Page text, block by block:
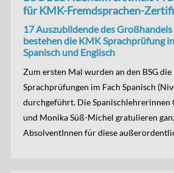
für KMK-Fremdsprachen-
17 Auszubildende des
bestehen die KMK Sprachprüfung
Spanisch und Englisch
Zum ersten Mal wurden an den BSG
Sprachprüfungen im Fach Spanisch
durchgeführt. Die Spanischlehrerinnen
und Monika Süß-Michel gratulieren
AbsolventInnen für diese